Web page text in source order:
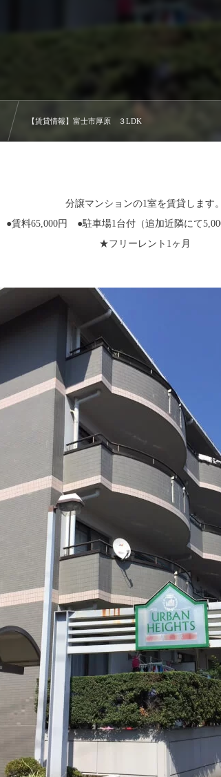
【賃貸情報】富士市厚原 ３LDK
分譲マンションの1室を賃貸します。
●賃料65,000円 ●駐車場1台付（追加近隣にて
★フリーレント1ヶ月